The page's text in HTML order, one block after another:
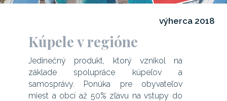
Kúpele v regióne
Jedinečný produkt, ktorý vznikol na
základe spolupráce kúpeľov a
samosprávy. Ponúka pre obyvateľov
miest a obcí až 50% zľavu na vstupy do
výherca 2018